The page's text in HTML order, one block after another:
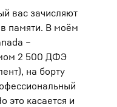
вас зачисляют
в памяти. В моём
–
2 500 ДФЭ
на борту
это касается и